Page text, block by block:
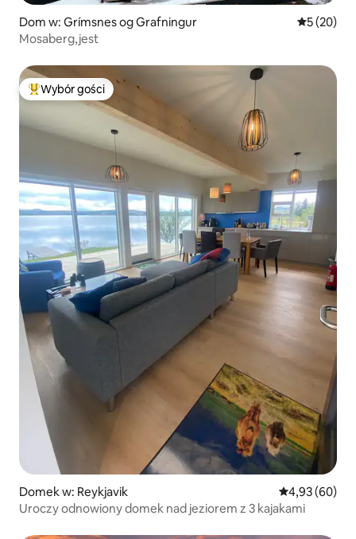
Dom w: Grímsnes og Grafningur Średnia
5 (20)
Mosaberg,jest
Najpopularniejsze z kategorii Wybór gości
Wybór gości
Domek w: Reykjavik Średnia
4,93 (60)
Uroczy odnowiony domek nad jeziorem z 3 kajakami